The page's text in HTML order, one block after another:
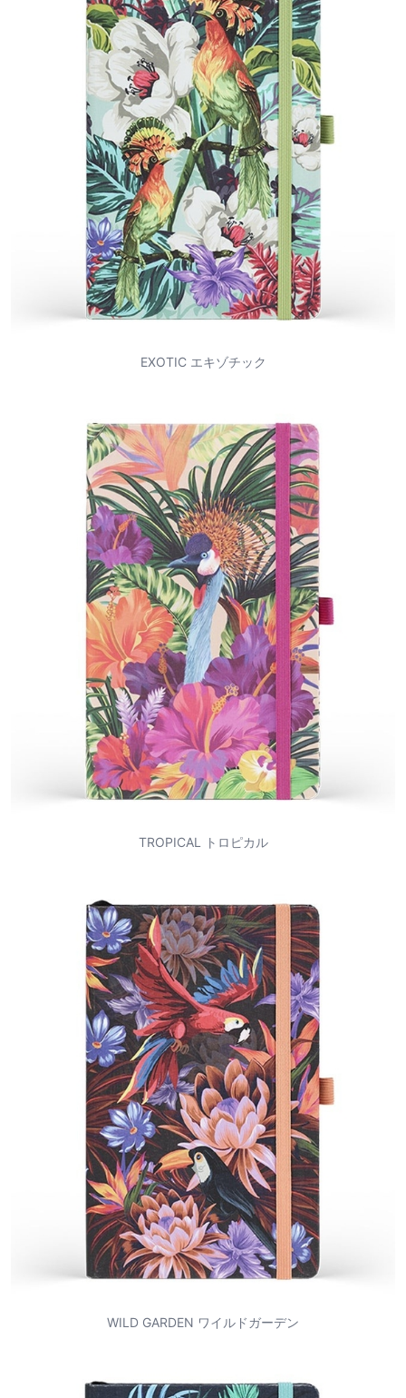
EXOTIC エキゾチック
TROPICAL トロピカル
WILD GARDEN ワイルドガーデン